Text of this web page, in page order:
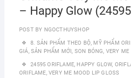
– Happy Glow
POST BY NGOCTHUYSHOP
8. SẢN PHẨM THEO BỘ, MỸ PHẨM
GIÁ, SẢN PHẨM MỚI, SON BÓNG, VERY ME
24595 ORIFLAME, HAPPY GLOW,
ORIFLAME, VERY ME MOOD LIP GLOSS